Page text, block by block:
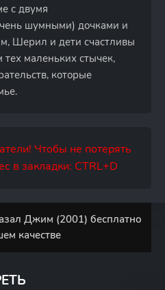
с двумя
шумными) дочками и
Шерил и дети счастливы
тех маленьких стычек,
которые
Чтобы не потерять
в закладки: CTRL+D
Джим (2001) бесплатно
качестве